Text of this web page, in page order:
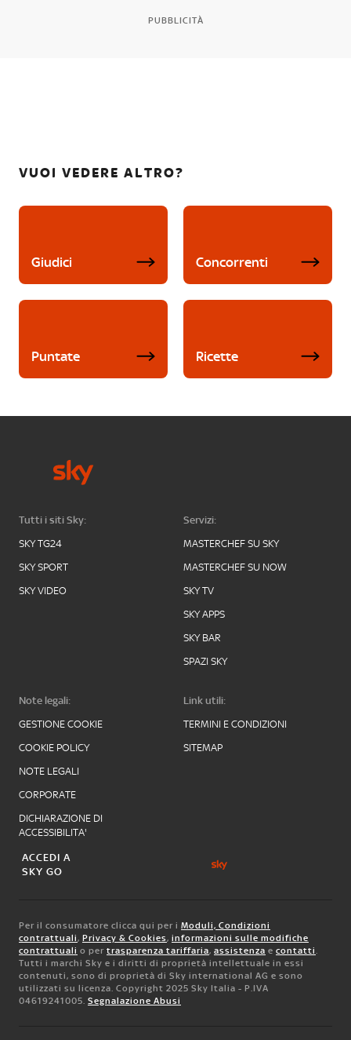
PUBBLICITÀ
VUOI VEDERE ALTRO?
Giudici Concorrenti
Puntate Ricette
Tutti i siti Sky:
SKY TG24
SKY SPORT
SKY VIDEO
Servizi:
MASTERCHEF SU SKY
MASTERCHEF SU NOW
SKY TV
SKY APPS
SKY BAR
SPAZI SKY
Note legali:
GESTIONE COOKIE
COOKIE POLICY
NOTE LEGALI
CORPORATE
DICHIARAZIONE DI
ACCESSIBILITA'
Link utili:
TERMINI E CONDIZIONI
SITEMAP
ACCEDI A
SKY GO
Per il consumatore clicca qui per i Moduli, Condizioni
contrattuali, Privacy & Cookies, informazioni sulle modifiche
contrattuali o per trasparenza tariffaria, assistenza e contatti.
Tutti i marchi Sky e i diritti di proprietà intellettuale in essi
contenuti, sono di proprietà di Sky international AG e sono
utilizzati su licenza. Copyright 2025 Sky Italia - P.IVA
04619241005. Segnalazione Abusi